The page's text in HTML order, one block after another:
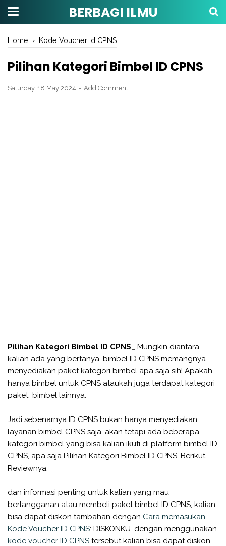
BERBAGI ILMU
Home › Kode Voucher Id CPNS
Pilihan Kategori Bimbel ID CPNS
Saturday, 18 May 2024 Add Comment
Pilihan Kategori Bimbel ID CPNS_ Mungkin diantara
kalian ada yang bertanya, bimbel ID CPNS memangnya
menyediakan paket kategori bimbel apa saja sih! Apakah
hanya bimbel untuk CPNS ataukah juga terdapat kategori
paket bimbel lainnya.
Jadi sebenarnya ID CPNS bukan hanya menyediakan
layanan bimbel CPNS saja, akan tetapi ada beberapa
kategori bimbel yang bisa kalian ikuti di platform bimbel ID
CPNS, apa saja Pilihan Kategori Bimbel ID CPNS. Berikut
Reviewnya.
dan informasi penting untuk kalian yang mau
berlangganan atau membeli paket bimbel ID CPNS, kalian
bisa dapat diskon tambahan dengan Cara memasukan
Kode Voucher ID CPNS: DISKONKU. dengan menggunakan
kode voucher ID CPNS tersebut kalian bisa dapat diskon